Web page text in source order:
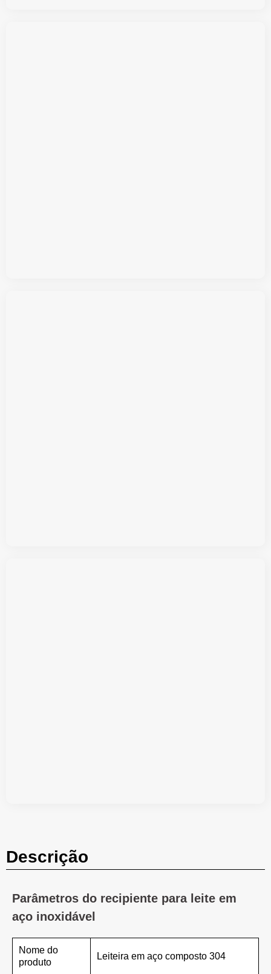
Descrição
Parâmetros do recipiente para leite em
aço inoxidável
Nome do
produto
Leiteira em aço composto 304